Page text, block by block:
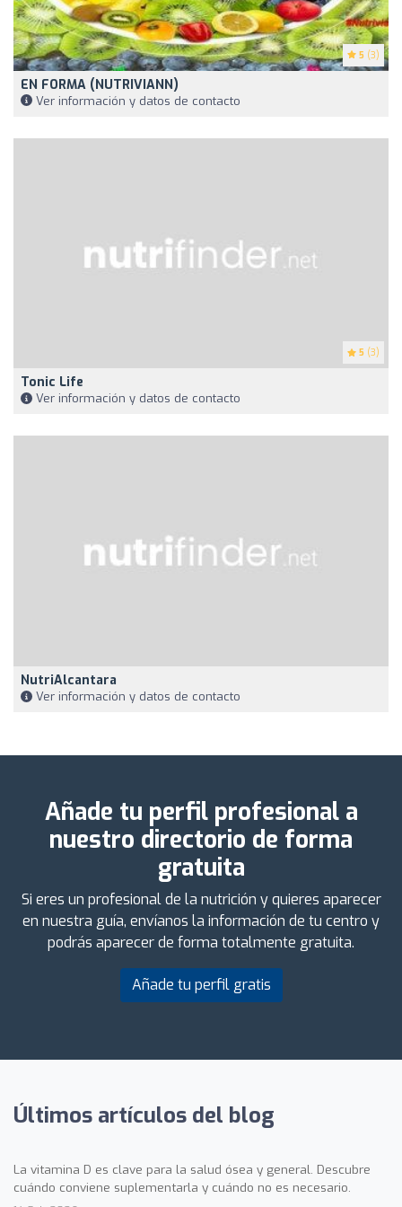
5 (3)
EN FORMA (NUTRIVIANN)
Ver información y datos de contacto
5 (3)
Tonic Life
Ver información y datos de contacto
NutriAlcantara
Ver información y datos de contacto
Añade tu perfil profesional a
nuestro directorio de forma
gratuita
Si eres un profesional de la nutrición y quieres aparecer
en nuestra guía, envíanos la información de tu centro y
podrás aparecer de forma totalmente gratuita.
Añade tu perfil gratis
Últimos artículos del blog
La vitamina D es clave para la salud ósea y general. Descubre
cuándo conviene suplementarla y cuándo no es necesario.